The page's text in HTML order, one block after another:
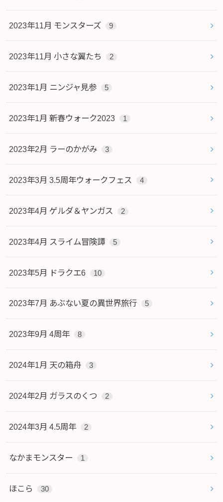
2023年11月 モンスターズ 9
2023年11月 小さな翼たち 2
2023年1月 ニンジャ見参 5
2023年1月 新春ウォーク2023 1
2023年2月 ラーのかがみ 3
2023年3月 3.5周年ウォークフェス 4
2023年4月 ゲルダ＆ヤンガス 2
2023年4月 スライム冒険譚 5
2023年5月 ドラクエ6 10
2023年7月 あぶない夏の異世界旅行 5
2023年9月 4周年 8
2024年1月 天の箱舟 3
2024年2月 ガラスのくつ 2
2024年3月 4.5周年 2
なかまモンスター 1
ほこら 30